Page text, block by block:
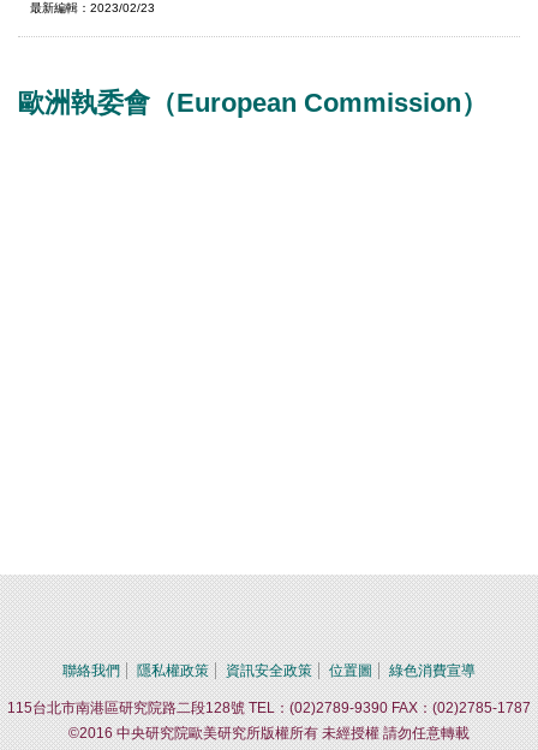
最新編輯：2023/02/23
歐洲執委會（European Commission）
聯絡我們 隱私權政策 資訊安全政策 位置圖 綠色消費宣導
115台北市南港區研究院路二段128號 TEL：(02)2789-9390 FAX：(02)2785-1787
©2016 中央研究院歐美研究所版權所有 未經授權 請勿任意轉載